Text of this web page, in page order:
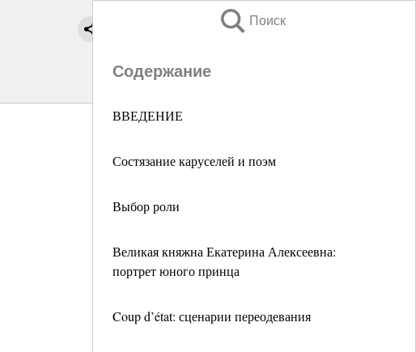
Поиск
Содержание
ВВЕДЕНИЕ
Состязание каруселей и поэм
Выбор роли
Великая княжна Екатерина Алексеевна:
портрет юного принца
Coup d’état: сценарии переодевания